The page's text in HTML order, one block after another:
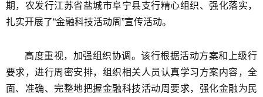
期，农发行江苏省盐城市阜宁县支行精心组织、强化落实，
扎实开展了“金融科技活动周”宣传活动。
高度重视，加强组织协调。该行根据活动方案和上级行
要求，进行周密安排，组织相关人员认真学习方案内容，全
面、准确、完整地把握金融科技活动周要求，强化金融为民